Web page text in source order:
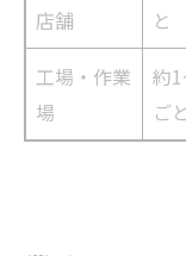
店舗
と
工場・作業
場
約
ごと